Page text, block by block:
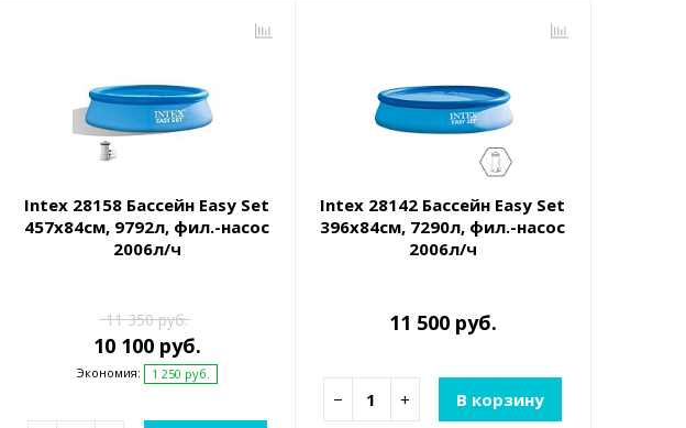
Intex 28158 Бассейн Easy Set
457х84см, 9792л, фил.-насос
2006л/ч
11 350 руб.
10 100 руб.
Экономия: 1 250 руб.
Intex 28142 Бассейн Easy Set
396х84см, 7290л, фил.-насос
2006л/ч
11 500 руб.
− + В корзину